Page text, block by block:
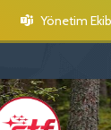
Yönetim